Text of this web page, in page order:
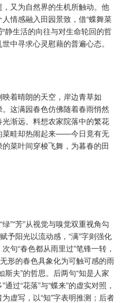
又为自然界的生机所触动。他
情感融入田园景致，借“蝶舞菜
静生活的向往与对生命轮回的哲
中寻求心灵慰藉的普遍心态。
着晴朗的天空，岸边青草如
这满园春色仿佛随着春雨悄然
渐远。料想农家院落中的繁花
菜畦却热闹起来——今日竟有无
菜叶间穿梭飞舞，为暮春的田
”“芳”从视觉与嗅觉双重视角勾
予阳光以流动感，“满”字则强化
句“春色都从雨里过”笔锋一转，
形的春色具象化为可触可感的雨
斯夫”的哲思。后两句“知是人家
过“花落”与“蝶来”的虚实对照，
虚写，以“知”字表明推测；后者